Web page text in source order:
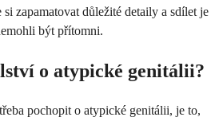
zapamatovat důležité detaily a sdílet je
být přítomni.
o atypické genitálii?
pochopit o atypické genitálii, je to,